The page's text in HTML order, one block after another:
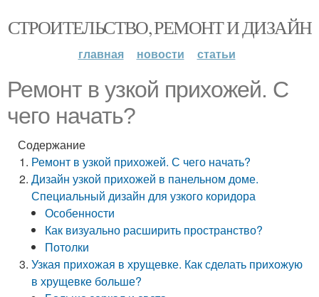
СТРОИТЕЛЬСТВО, РЕМОНТ И ДИЗАЙН
главная новости статьи
Ремонт в узкой прихожей. С
чего начать?
Содержание
Ремонт в узкой прихожей. С чего начать?
Дизайн узкой прихожей в панельном доме.
Специальный дизайн для узкого коридора
Особенности
Как визуально расширить пространство?
Потолки
Узкая прихожая в хрущевке. Как сделать прихожую
в хрущевке больше?